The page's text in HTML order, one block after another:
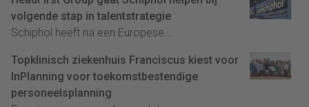
volgende stap in talentstrategie
Schiphol heeft na een Europese...
Topklinisch ziekenhuis Franciscus kiest voor
InPlanning voor toekomstbestendige
personeelsplanning